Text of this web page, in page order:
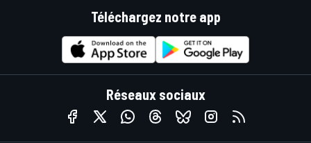
Téléchargez notre app
Réseaux sociaux